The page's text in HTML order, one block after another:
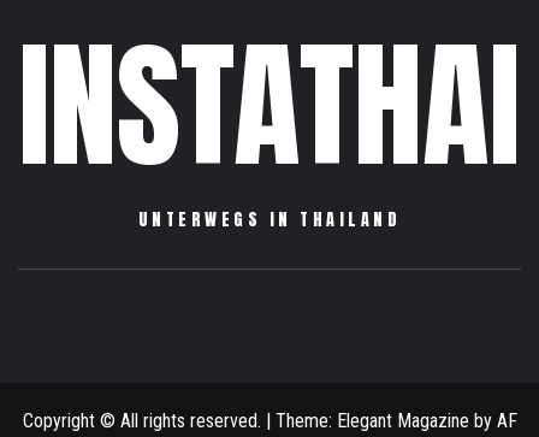
INSTATHAI
UNTERWEGS IN THAILAND
Copyright © All rights reserved. | Theme: Elegant Magazine by AF